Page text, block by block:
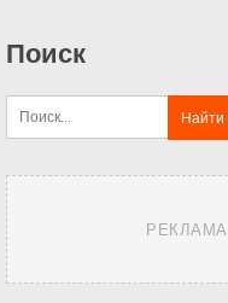
Поиск
РЕКЛАМА